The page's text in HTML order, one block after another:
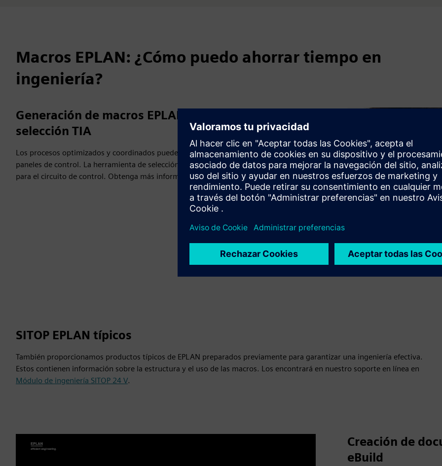
Macros EPLAN: ¿Cómo puedo ahorrar tiempo en
ingeniería?
Generación de macros EPLAN con la herramienta de
selección TIA
Los procesos optimizados y coordinados pueden ahorrar tiempo y dinero al diseñar
paneles de control. La herramienta de selección TIA le ayuda al crear macros EPLAN
para el circuito de control. Obtenga más información y vea el video.
Play
SITOP EPLAN típicos
También proporcionamos productos típicos de EPLAN preparados previamente para garantizar una ingeniería efectiva.
Estos contienen información sobre la estructura y el uso de las macros. Los encontrará en nuestro soporte en línea en
Módulo de ingeniería SITOP 24 V.
Creación de
eBuild